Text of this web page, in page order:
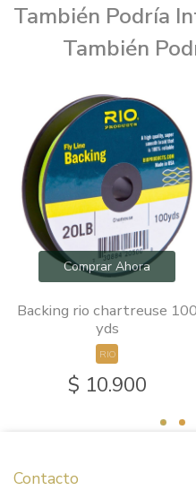
También Podría
También
Comprar Ahora
Backing rio chartreuse 100
yds
RIO
$ 10.900
Contacto